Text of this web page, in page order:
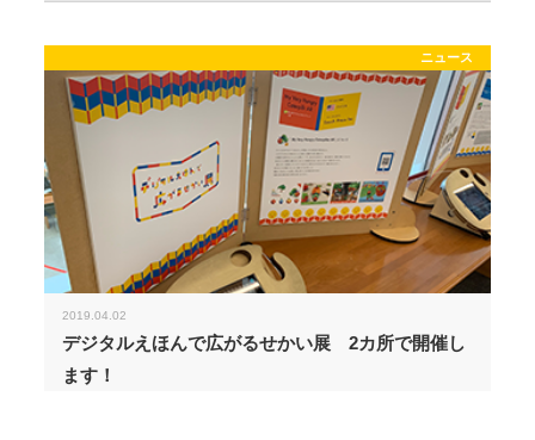
ニュース
2019.04.02
デジタルえほんで広がるせかい展 2カ所で開催し
ます！